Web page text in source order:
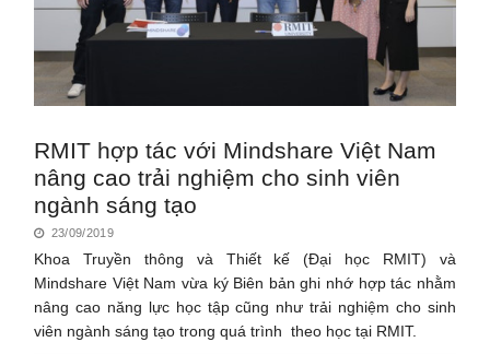
RMIT hợp tác với Mindshare Việt Nam
nâng cao trải nghiệm cho sinh viên
ngành sáng tạo
23/09/2019
Khoa Truyền thông và Thiết kế (Đại học RMIT) và
Mindshare Việt Nam vừa ký Biên bản ghi nhớ hợp tác nhằm
nâng cao năng lực học tập cũng như trải nghiệm cho sinh
viên ngành sáng tạo trong quá trình theo học tại RMIT.